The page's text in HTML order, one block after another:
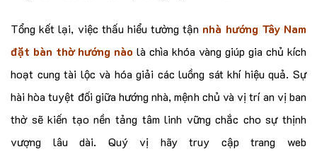
Tổng kết lại, việc thấu hiểu tường tận nhà hướng Tây Nam
đặt bàn thờ hướng nào là chìa khóa vàng giúp gia chủ kích
hoạt cung tài lộc và hóa giải các luồng sát khí hiệu quả. Sự
hài hòa tuyệt đối giữa hướng nhà, mệnh chủ và vị trí an vị ban
thờ sẽ kiến tạo nền tảng tâm linh vững chắc cho sự thịnh
vượng lâu dài. Quý vị hãy truy cập trang web